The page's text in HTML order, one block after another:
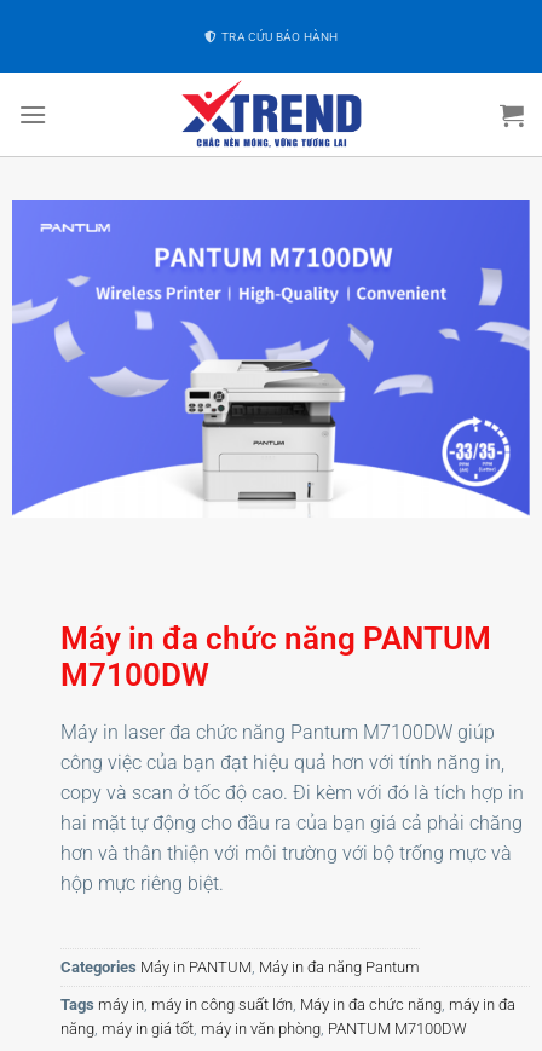
TRA CỨU BẢO HÀNH
Máy in đa chức năng PANTUM
M7100DW
Máy in laser đa chức năng Pantum M7100DW giúp
công việc của bạn đạt hiệu quả hơn với tính năng in,
copy và scan ở tốc độ cao. Đi kèm với đó là tích hợp in
hai mặt tự động cho đầu ra của bạn giá cả phải chăng
hơn và thân thiện với môi trường với bộ trống mực và
hộp mực riêng biệt.
Categories Máy in PANTUM, Máy in đa năng Pantum
Tags máy in, máy in công suất lớn, Máy in đa chức năng, máy in đa
năng, máy in giá tốt, máy in văn phòng, PANTUM M7100DW